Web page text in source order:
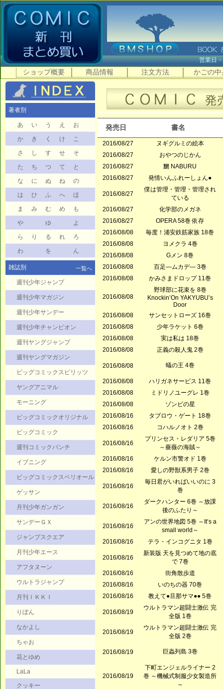
営業
ショップ概要 商品情報 注文方法 かごの中
著者別
あ い う え
お
か
き く け
こ
さ
し す せ
そ
た
ち つ て
と
な
に ぬ ね
の
は
ひ ふ へ
ほ
ま
み む め
も
や
ゆ
よ
ら
り る れ
ろ
わ
を ん
雑誌別 一覧へ
週刊少年ジャンプ
週刊少年マガジン
週刊少年サンデー
週刊少年チャンピオン
週刊ヤングジャンプ
週刊ヤングマガジン
ビッグコミックスピリッツ
ヤングアニマル
モーニング
ビッグコミックオリジナル
ビッグコミック
週刊コミックバンチ
イブニング
ビッグコミックスペリオール
ゲッサン
月刊少年ガンガン
サンデーＧＸ
ジャンプスクエア
月刊少年エース
アフタヌーン
ウルトラジャンプ
月刊ＩＫＫＩ
りぼん
なかよし
ちゃお
花とゆめ
LaLa
クッキー
発売日 書名
2016/08/27
ヌギグルミの絵本
2016/08/27
おやつのじかん
2016/08/27
嬲 NABURU
2016/08/27
発情いんふれーしょん●
2016/08/27
僕は管理・管理・管理され
ている
2016/08/27
化学部のメガネ
2016/08/27
OPERA 58巻 依存
2016/08/08
毎度！浦安鉄筋家族 18巻
2016/08/08
ヨメクラ 4巻
2016/08/08
Gメン 8巻
2016/08/08
百足―ムカデ― 3巻
2016/08/08
かみさまドロップ 11巻
2016/08/08
野球部に花束を 8巻
Knockin’On YAKYUBU’s
Door
2016/08/08
サンセットローズ 16巻
2016/08/08
少年ラケット 6巻
2016/08/08
実は私は 18巻
2016/08/08
正義の殺人鬼 2巻
2016/08/08 蟻の王 4巻
2016/08/08
ハリガネサービス 11巻
2016/08/08
ミドリノユーグレ 1巻
2016/08/08
ゾンビの星
2016/08/16
タブロウ・ゲート 18巻
2016/08/16
コハルノオト 2巻
2016/08/16
プリンセス・レダリア 5巻
～薔薇の海賊～
2016/08/16
ケルン市警オド 1巻
2016/08/16
愛しの野獣系男子 2巻
2016/08/16
毎日君がいればいいのに 3
巻
2016/08/16
ダークハンター 6巻 ～放課
後のふたり～
2016/08/16
アンの世界地図 5巻 ～It’s a
small world～
2016/08/16
テラ・インコグニタ 1巻
2016/08/16
新装版 天を見つめて地の底
で 7巻
2016/08/16
街角散歩道
2016/08/16
いのちの器 70巻
2016/08/16
教えて●旦那サマ●● 5巻
2016/08/19
ウルトラマン超闘士激伝 完
全版 1巻
2016/08/19
ウルトラマン超闘士激伝 完
全版 2巻
2016/08/19 巨蟲列島 3巻
2016/08/19
下町エンジェルライナー 2
巻 ～機械式制服少女製造所
～